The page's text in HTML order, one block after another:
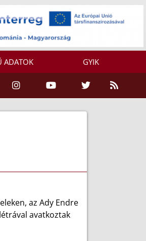
ADATOK GYIK
az Ady Endre
avatkoztak